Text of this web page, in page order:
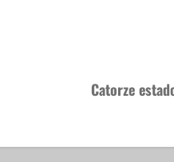
Catorze